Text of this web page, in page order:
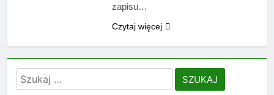
zapisu…
Czytaj więcej
Szukaj: